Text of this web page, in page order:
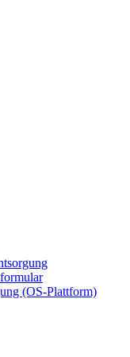
(OS-Plattform)